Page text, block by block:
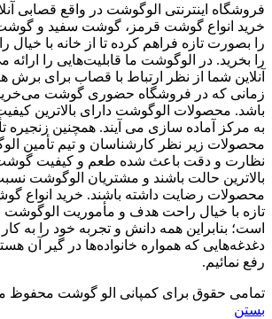
فروشگاه اینترنتی الوگوشت در واقع قصابی
خرید انواع گوشت قرمز، گوشت سفید و
را بصورت تازه فراهم کرده تا از خانه با
را بخرید. در الوگوشت ما قابلیت‌هایی را
آنلاین شما از نظر ارتباط با قصاب برای برش
زمانی که در فروشگاه حضوری گوشت می‌خرید
باشد. محصولات الوگوشت دارای بالاترین
به مرکز آماده سازی می آیند. همچنین زنجیره
محصولات زیر نظر کارشناسان و تیم تأمین
نظارت و دقت باعث شده طعم و کیفیت
بالاترین حالت باشند و مشتریان الوگوشت
محصولات رضایت داشته باشند. خرید انواع
تازه با خیال راحت هدف و مأموریت الوگوشت
است؛ بنابراین همه دانش و تجربه خود را به
دغدغه‌هایی که همواره خانواده‌ها در گیر آن
رفع نمائیم.
تمامی حقوق برای کمپانی الو گوشت محفوظ
بستن